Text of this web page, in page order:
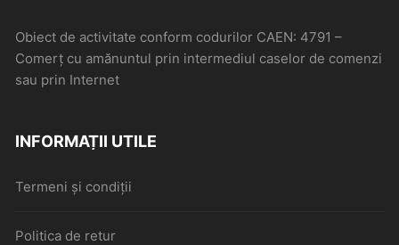
Obiect de activitate conform codurilor CAEN: 4791 –
Comerţ cu amănuntul prin intermediul caselor de comenzi
sau prin Internet
INFORMAȚII UTILE
Termeni și condiții
Politica de retur